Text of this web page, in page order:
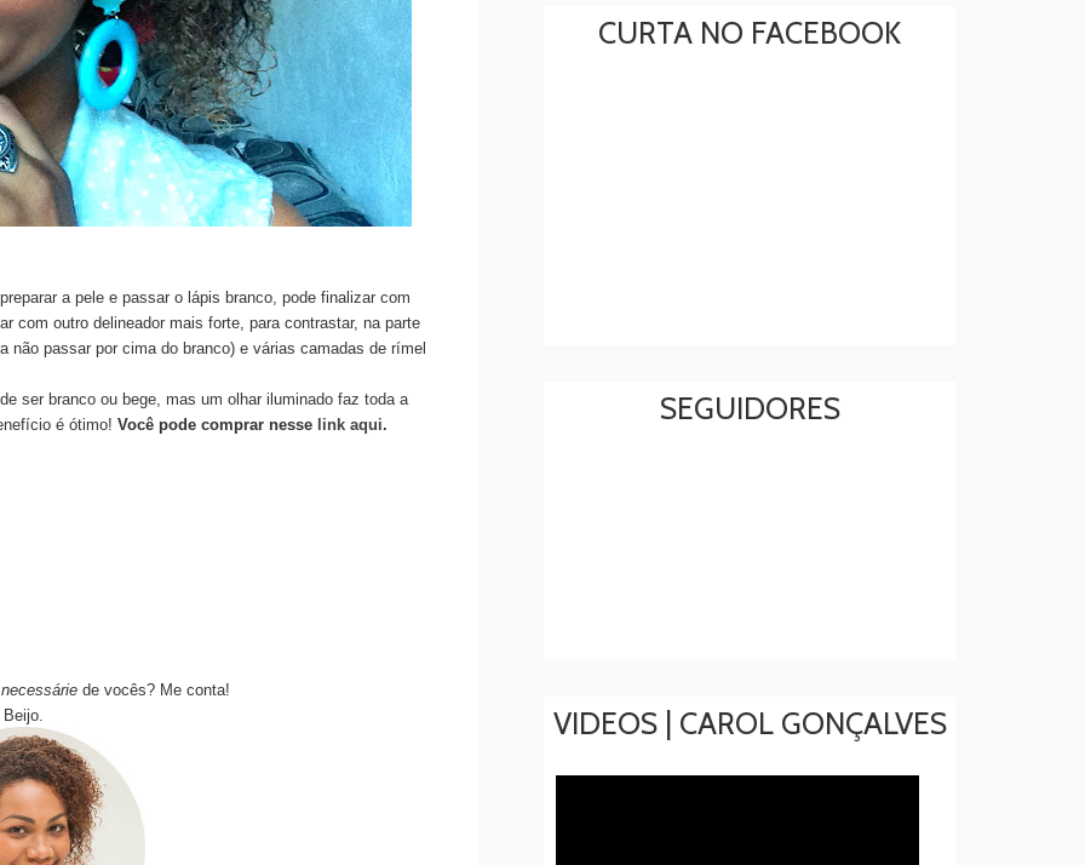
a pele e passar o lápis branco, pode finalizar com
com outro delineador mais forte, para contrastar, na parte
não passar por cima do branco) e várias camadas de rímel
ser branco ou bege, mas um olhar iluminado faz toda a
é ótimo! Você pode comprar nesse link aqui.
necessárie de vocês? Me conta!
Beijo.
CURTA NO FACEBOOK
SEGUIDORES
VIDEOS | CAROL GONÇALVES